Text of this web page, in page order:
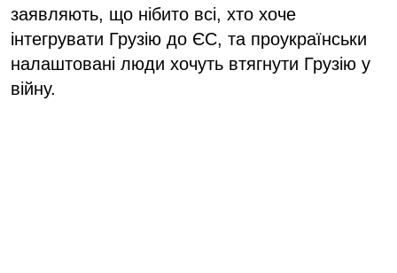
заявляють, що нібито всі, хто хоче
інтегрувати Грузію до ЄС, та проукраїнськи
налаштовані люди хочуть втягнути Грузію у
війну.